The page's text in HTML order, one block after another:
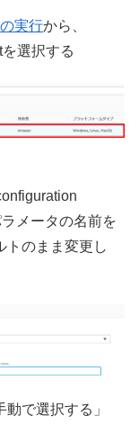
実行から、
選択する
メータの名前を
トのまま変更し
で選択する」